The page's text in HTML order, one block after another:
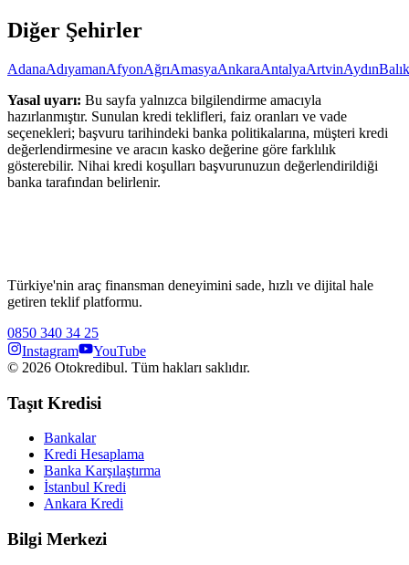
Diğer Şehirler
AdanaAdıyamanAfyonAğrıAmasyaAnkaraAntalyaArtvinAydın
Yasal uyarı: Bu sayfa yalnızca bilgilendirme amacıyla
hazırlanmıştır. Sunulan kredi teklifleri, faiz oranları ve vade
seçenekleri; başvuru tarihindeki banka politikalarına, müşteri kredi
değerlendirmesine ve aracın kasko değerine göre farklılık
gösterebilir. Nihai kredi koşulları başvurunuzun değerlendirildiği
banka tarafından belirlenir.
Türkiye'nin araç finansman deneyimini sade, hızlı ve dijital hale
getiren teklif platformu.
0850 340 34 25
Instagram
YouTube
© 2026 Otokredibul. Tüm hakları saklıdır.
Taşıt Kredisi
Bankalar
Kredi Hesaplama
Banka Karşılaştırma
İstanbul Kredi
Ankara Kredi
Bilgi Merkezi